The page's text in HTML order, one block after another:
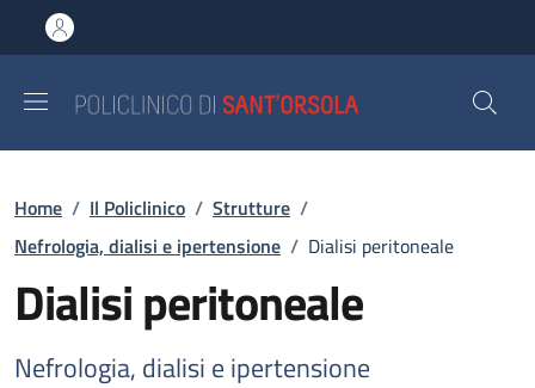
al contenuto principale
to footer content
Briciole di pane
Home / Il Policlinico / Strutture /
Nefrologia, dialisi e ipertensione / Dialisi peritoneale
Dialisi peritoneale
Nefrologia, dialisi e ipertensione